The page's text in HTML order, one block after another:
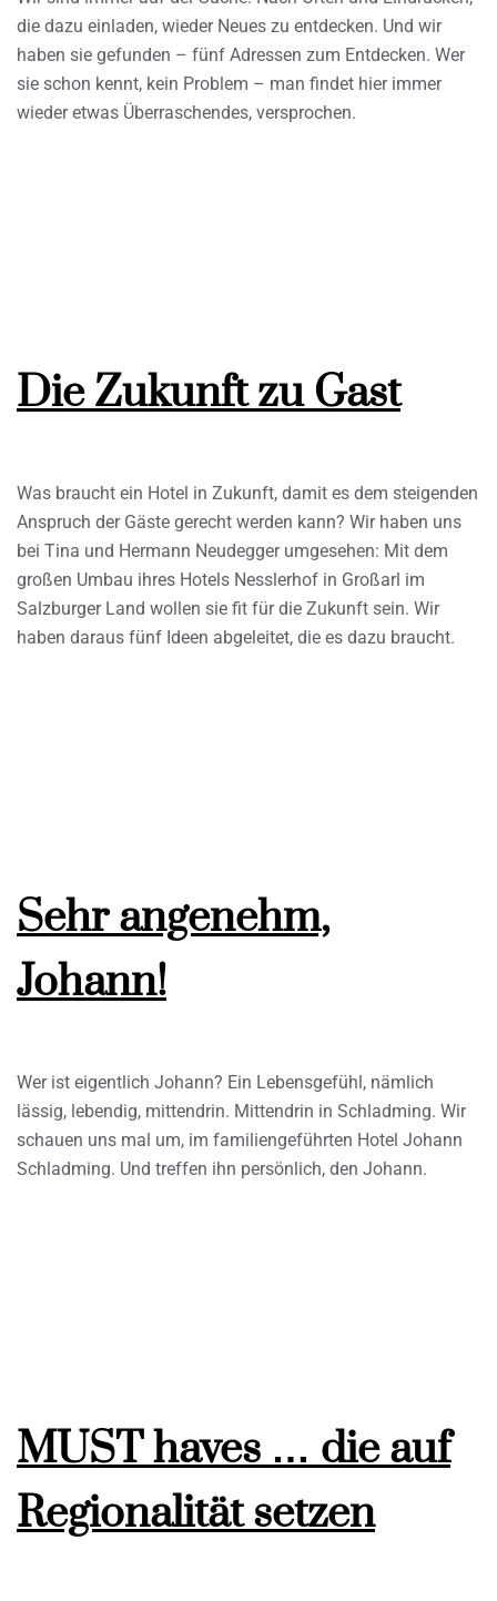
die dazu einladen, wieder Neues zu entdecken. Und wir
haben sie gefunden – fünf Adressen zum Entdecken. Wer
sie schon kennt, kein Problem – man findet hier immer
wieder etwas Überraschendes, versprochen.
Die Zukunft zu Gast
Was braucht ein Hotel in Zukunft, damit es dem steigenden
Anspruch der Gäste gerecht werden kann? Wir haben uns
bei Tina und Hermann Neudegger umgesehen: Mit dem
großen Umbau ihres Hotels Nesslerhof in Großarl im
Salzburger Land wollen sie fit für die Zukunft sein. Wir
haben daraus fünf Ideen abgeleitet, die es dazu braucht.
Sehr angenehm,
Johann!
Wer ist eigentlich Johann? Ein Lebensgefühl, nämlich
lässig, lebendig, mittendrin. Mittendrin in Schladming. Wir
schauen uns mal um, im familiengeführten Hotel Johann
Schladming. Und treffen ihn persönlich, den Johann.
MUST haves … die auf
Regionalität setzen